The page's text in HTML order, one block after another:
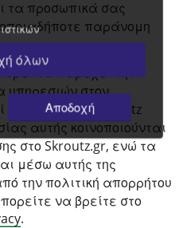
τα προσωπικά σας
παράνομη
να παρέχει την
υπηρεσιών στον
την υπηρεσία Skroutz
αυτής κοινοποιούνται
στο Skroutz.gr, ενώ τα
μέσω αυτής της
την πολιτική απορρήτου
να βρείτε στο
.
όλων
Αποδοχή